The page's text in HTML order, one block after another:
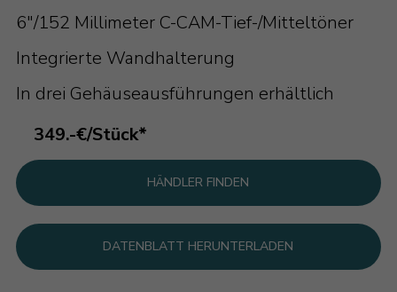
6"/152 Millimeter C-CAM-Tief-/Mitteltöner
Integrierte Wandhalterung
In drei Gehäuseausführungen erhältlich
349.-€/Stück*
HÄNDLER FINDEN
DATENBLATT HERUNTERLADEN